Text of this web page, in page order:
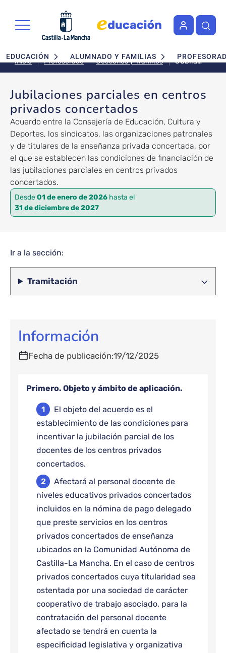
Navegación principal
EDUCACIÓN ALUMNADO Y FAMILIAS
Inicio Profesorado Gestiones y Trámites
Jubilaciones
parciales
centros
concertados
Jubilaciones parciales en centros
privados concertados
Acuerdo entre la Consejería de Educación, Cultura y
Deportes, los sindicatos, las organizaciones patronales
y de titulares de la enseñanza privada concertada, por
el que se establecen las condiciones de financiación de
las jubilaciones parciales en centros privados
concertados.
Desde01 de enero de 2026 hasta el
31 de diciembre de 2027
Ir a la sección:
Tramitación
Información
Fecha de publicación 19/12/2025
Primero. Objeto y ámbito de aplicación.
El objeto del acuerdo es el
establecimiento de las condiciones para
incentivar la jubilación parcial de los
docentes de los centros privados
concertados.
Afectará al personal docente de
niveles educativos privados concertados
incluidos en la nómina de pago delegado
que preste servicios en los centros
privados concertados de enseñanza
ubicados en la Comunidad Autónoma de
Castilla-La Mancha. En el caso de centros
privados concertados cuya titularidad sea
ostentada por una sociedad de carácter
cooperativo de trabajo asociado, para la
contratación del personal docente
afectado se tendrá en cuenta la
especificidad legislativa y organizativa